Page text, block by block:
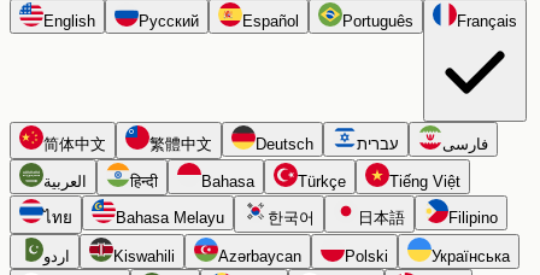
English Русский Español Português Français
简体中文 繁體中文 Deutsch עברית فارسی
العربية हिन्दी Bahasa Türkçe
Tiếng Việt
ไทย
Bahasa Melayu 한국어 日本語 Filipino
اردو Kiswahili Azərbaycan Polski
Українська